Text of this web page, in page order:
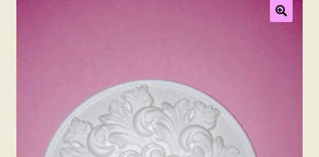
Kontakt